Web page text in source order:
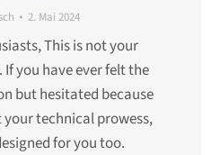
2. Mai 2024
This is not your
you have ever felt the
but hesitated because
your technical prowess,
for you too.